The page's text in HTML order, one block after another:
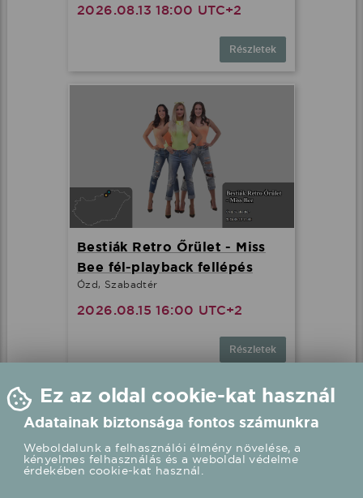
2026.08.13 18:00 UTC+2
Részletek
Bestiák Retro Őrület - Miss
Bee fél-playback fellépés
Ózd, Szabadtér
2026.08.15 16:00 UTC+2
Részletek
Ez az oldal cookie-kat használ
Adatainak biztonsága fontos számunkra
Weboldalunk a felhasználói élmény növelése, a
kényelmes felhasználás és a weboldal védelme
érdekében cookie-kat használ.